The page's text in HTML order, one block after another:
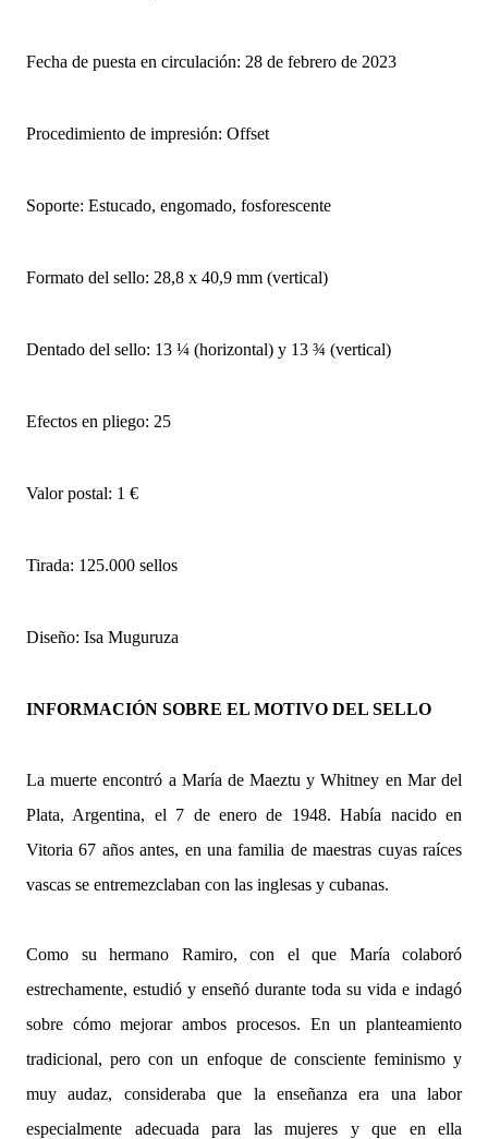
Fecha de puesta en circulación: 28 de febrero de 2023
Procedimiento de impresión: Offset
Soporte: Estucado, engomado, fosforescente
Formato del sello: 28,8 x 40,9 mm (vertical)
Dentado del sello: 13 ¼ (horizontal) y 13 ¾ (vertical)
Efectos en pliego: 25
Valor postal: 1 €
Tirada: 125.000 sellos
Diseño: Isa Muguruza
INFORMACIÓN SOBRE EL MOTIVO DEL SELLO
La muerte encontró a María de Maeztu y Whitney en Mar del
Plata, Argentina, el 7 de enero de 1948. Había nacido en
Vitoria 67 años antes, en una familia de maestras cuyas raíces
vascas se entremezclaban con las inglesas y cubanas.
Como su hermano Ramiro, con el que María colaboró
estrechamente, estudió y enseñó durante toda su vida e indagó
sobre cómo mejorar ambos procesos. En un planteamiento
tradicional, pero con un enfoque de consciente feminismo y
muy audaz, consideraba que la enseñanza era una labor
especialmente adecuada para las mujeres y que en ella